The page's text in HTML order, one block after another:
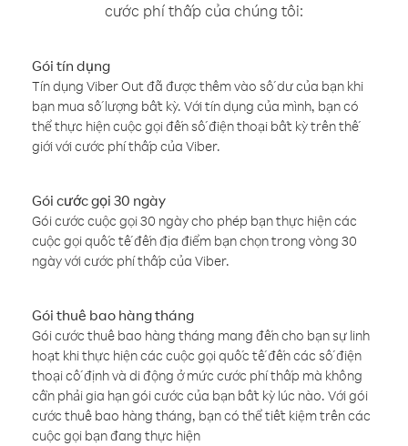
cước phí thấp của chúng tôi:
Gói tín dụng
Tín dụng Viber Out đã được thêm vào số dư của bạn khi
bạn mua số lượng bất kỳ. Với tín dụng của mình, bạn có
thể thực hiện cuộc gọi đến số điện thoại bất kỳ trên thế
giới với cước phí thấp của Viber.
Gói cước gọi 30 ngày
Gói cước cuộc gọi 30 ngày cho phép bạn thực hiện các
cuộc gọi quốc tế đến địa điểm bạn chọn trong vòng 30
ngày với cước phí thấp của Viber.
Gói thuê bao hàng tháng
Gói cước thuê bao hàng tháng mang đến cho bạn sự linh
hoạt khi thực hiện các cuộc gọi quốc tế đến các số điện
thoại cố định và di động ở mức cước phí thấp mà không
cần phải gia hạn gói cước của bạn bất kỳ lúc nào. Với gói
cước thuê bao hàng tháng, bạn có thể tiết kiệm trên các
cuộc gọi bạn đang thực hiện